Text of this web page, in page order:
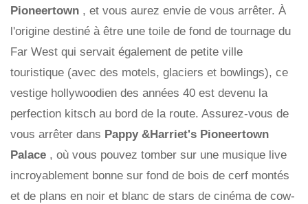
Pioneertown , et vous aurez envie de vous arrêter. À
l'origine destiné à être une toile de fond de tournage du
Far West qui servait également de petite ville
touristique (avec des motels, glaciers et bowlings), ce
vestige hollywoodien des années 40 est devenu la
perfection kitsch au bord de la route. Assurez-vous de
vous arrêter dans Pappy &Harriet's Pioneertown
Palace , où vous pouvez tomber sur une musique live
incroyablement bonne sur fond de bois de cerf montés
et de plans en noir et blanc de stars de cinéma de cow-